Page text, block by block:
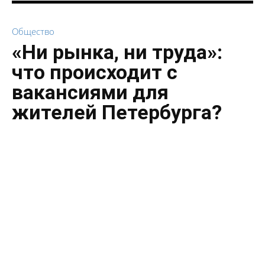
Общество
«Ни рынка, ни труда»:
что происходит с
вакансиями для
жителей Петербурга?